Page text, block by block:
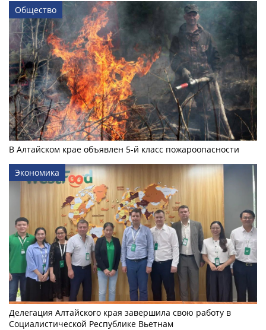
Общество
В Алтайском крае объявлен 5-й класс пожароопасности
Экономика
Делегация Алтайского края завершила свою работу в
Социалистической Республике Вьетнам